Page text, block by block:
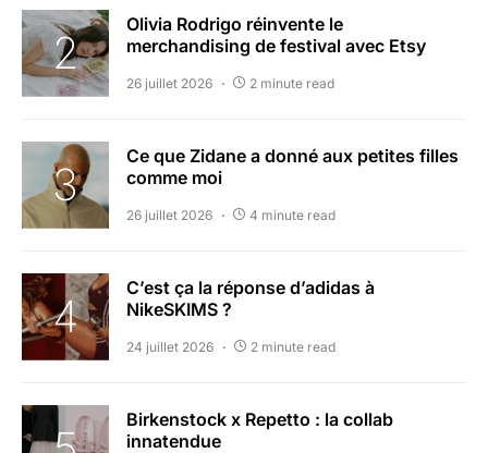
Olivia Rodrigo réinvente le
merchandising de festival avec Etsy
26 juillet 2026 2 minute read
Ce que Zidane a donné aux petites filles
comme moi
26 juillet 2026 4 minute read
C’est ça la réponse d’adidas à
NikeSKIMS ?
24 juillet 2026 2 minute read
Birkenstock x Repetto : la collab
innatendue